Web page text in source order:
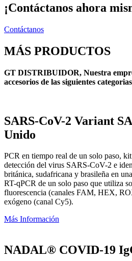
¡Contáctanos ahora
Contáctanos
MÁS PRODUCTOS
GT DISTRIBUIDOR, Nuestra
accesorios de las siguientes categorias
SARS-CoV-2 Variant
Unido
PCR en tiempo real de un solo paso,
detección del virus SARS-CoV-2 e
británica, sudafricana y brasileña en
RT-qPCR de un solo paso que utiliza
fluorescencia (canales FAM, HEX,
exógeno (canal Cy5).
Más Información
NADAL® COVID-19